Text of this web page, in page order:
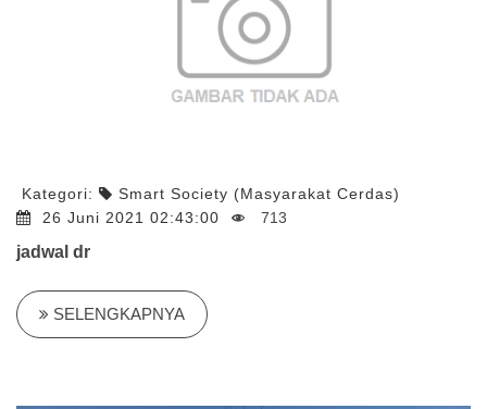
Kategori:
Smart Society (Masyarakat Cerdas)
26 Juni 2021 02:43:00
713
jadwal dr
SELENGKAPNYA